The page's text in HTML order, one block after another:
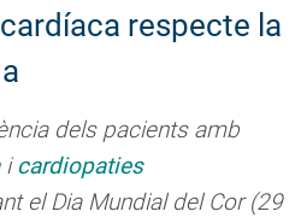
respecte la
dels pacients amb
icardiopaties
el Dia Mundial del Cor (29